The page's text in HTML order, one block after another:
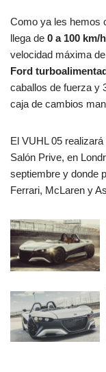
Como ya les hemos
llega de 0 a 100 km/
velocidad máxima
Ford
caballos de fuerza y
caja de cambios
El VUHL 05
Salón Prive, en
septiembre y donde
Ferrari, McLaren y